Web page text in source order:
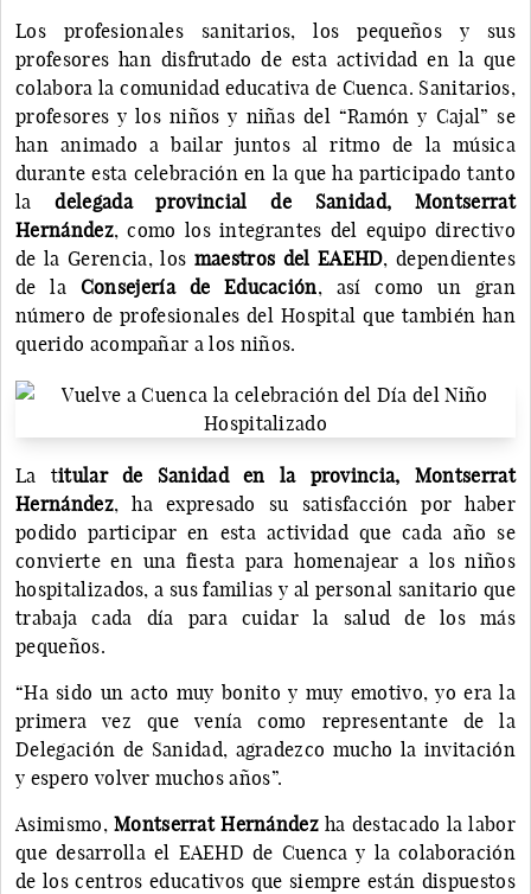
Los profesionales sanitarios, los pequeños y sus
profesores han disfrutado de esta actividad en la que
colabora la comunidad educativa de Cuenca. Sanitarios,
profesores y los niños y niñas del “Ramón y Cajal” se
han animado a bailar juntos al ritmo de la música
durante esta celebración en la que ha participado tanto
ladelegada provincial de Sanidad, Montserrat
Hernández, como los integrantes del equipo directivo
de la Gerencia, los maestros del EAEHD, dependientes
de la Consejería de Educación, así como un gran
número de profesionales del Hospital que también han
querido acompañar a los niños.
La titular de Sanidad en la provincia, Montserrat
Hernández, ha expresado su satisfacción por haber
podido participar en esta actividad que cada año se
convierte en una fiesta para homenajear a los niños
hospitalizados, a sus familias y al personal sanitario que
trabaja cada día para cuidar la salud de los más
pequeños.
“Ha sido un acto muy bonito y muy emotivo, yo era la
primera vez que venía como representante de la
Delegación de Sanidad, agradezco mucho la invitación
y espero volver muchos años”.
Asimismo, Montserrat Hernández ha destacado la labor
que desarrolla el EAEHD de Cuenca y la colaboración
de los centros educativos que siempre están dispuestos